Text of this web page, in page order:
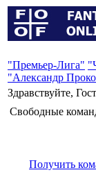
"Премьер-Лига"
"Александр
Здравствуйте,
Свободные
Получить